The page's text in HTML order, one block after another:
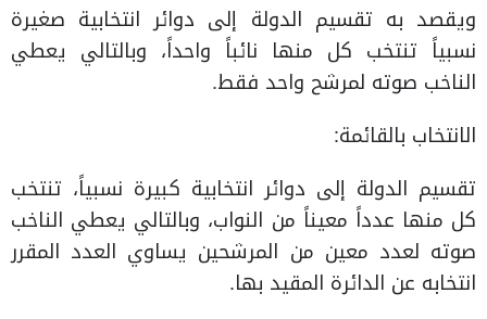
ويقصد به تقسيم الدولة إلى دوائر انتخابية صغيرة
نسبياً تنتخب كل منها نائباً واحداً، وبالتالي يعطي
الناخب صوته لمرشح واحد فقط.
الانتخاب بالقائمة:
تقسيم الدولة إلى دوائر انتخابية كبيرة نسبياً، تنتخب
كل منها عدداً معيناً من النواب، وبالتالي يعطي الناخب
صوته لعدد معين من المرشحين يساوي العدد المقرر
انتخابه عن الدائرة المقيد بها.